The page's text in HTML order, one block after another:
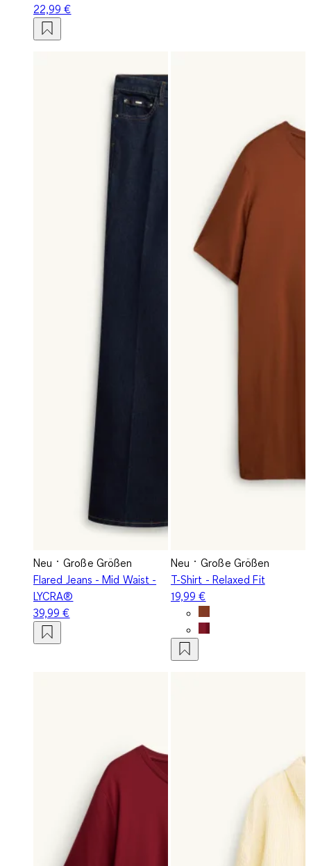
22,99 €
Neu
Große Größen
Flared Jeans - Mid Waist -
LYCRA®
39,99 €
Neu
Große Größen
T-Shirt - Relaxed Fit
19,99 €